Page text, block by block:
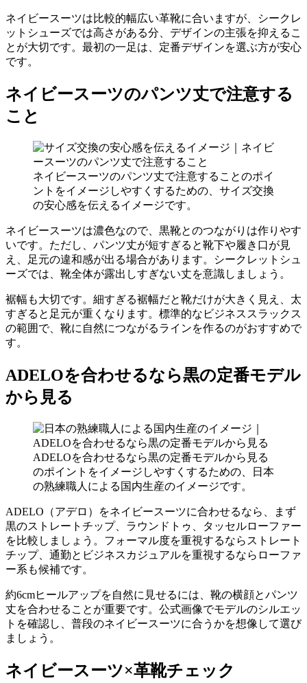
ネイビースーツは比較的幅広い革靴に合いますが、シークレ
ットシューズでは高さがある分、デザインの主張を抑えるこ
とが大切です。最初の一足は、定番デザインを選ぶ方が安心
です。
ネイビースーツのパンツ丈で注意する
こと
ネイビースーツのパンツ丈で注意することのポイ
ントをイメージしやすくするための、サイズ交換
の安心感を伝えるイメージです。
ネイビースーツは濃色なので、黒靴とのつながりは作りやす
いです。ただし、パンツ丈が短すぎると靴下や履き口が見
え、足元の違和感が出る場合があります。シークレットシュ
ーズでは、靴全体が露出しすぎない丈を意識しましょう。
裾幅も大切です。細すぎる裾幅だと靴だけが大きく見え、太
すぎると足元が重くなります。標準的なビジネススラックス
の範囲で、靴に自然につながるラインを作るのがおすすめで
す。
ADELOを合わせるなら黒の定番モデル
から見る
ADELOを合わせるなら黒の定番モデルから見る
のポイントをイメージしやすくするための、日本
の熟練職人による国内生産のイメージです。
ADELO（アデロ）をネイビースーツに合わせるなら、まず
黒のストレートチップ、ラウンドトゥ、タッセルローファー
を比較しましょう。フォーマル度を重視するならストレート
チップ、通勤とビジネスカジュアルを重視するならローファ
ー系も候補です。
約6cmヒールアップを自然に見せるには、靴の横顔とパンツ
丈を合わせることが重要です。公式画像でモデルのシルエッ
トを確認し、普段のネイビースーツに合うかを想像して選び
ましょう。
ネイビースーツ×革靴チェック